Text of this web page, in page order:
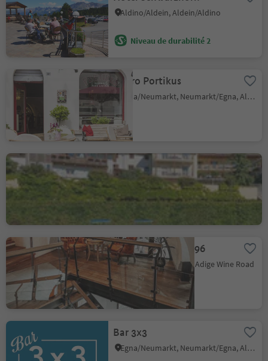
Aldino/Aldein, Aldein/Aldino
Niveau de durabilité 2
Bistro Portikus
Egna/Neumarkt, Neumarkt/Egna, Alto Adige Wine Road
Albergo Aquila D'Oro
Amalia Pernter 1896
Salorno/Salurn, Alto Adige Wine Road
Bar 3x3
Egna/Neumarkt, Neumarkt/Egna, Alto Adige Wine Road